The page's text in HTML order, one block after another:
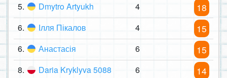
5. Dmytro Artyukh 4 18
6. Ілля Пікалов 4 15
6. Анастасія 6 15
8. Daria Kryklyva 5088 6 14